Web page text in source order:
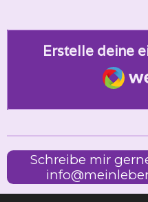
Erstelle deine
Schreibe mir